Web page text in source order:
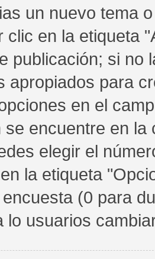
un nuevo tema
clic en la etiqueta
publicación; si no
apropiados para
en el
se encuentre en
elegir el
la etiqueta
(0 para
lo usuarios